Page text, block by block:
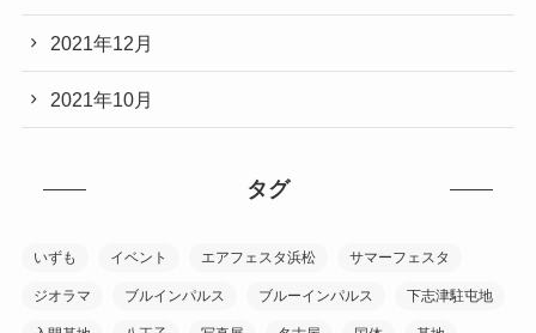
2021年12月
2021年10月
タグ
いずも イベント エアフェスタ浜松 サマーフェスタ
ジオラマ ブルインパルス ブルーインパルス 下志津駐屯地